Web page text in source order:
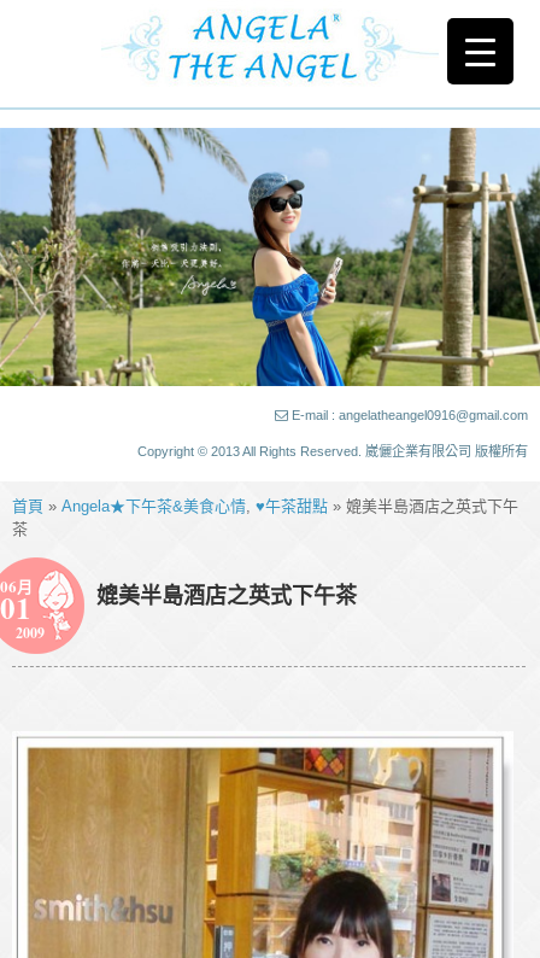
E-mail : angelatheangel0916@gmail.com
Copyright © 2013 All Rights Reserved. 崴儷企業有限公司 版權所有
首頁 » Angela★下午茶&美食心情, ♥午茶甜點 » 媲美半島酒店之英式下午
茶
06月
01
2009
媲美半島酒店之英式下午茶